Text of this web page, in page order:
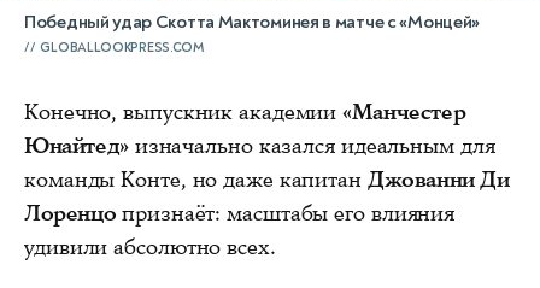
Победный удар Скотта Мактоминея в матче с «Монцей»
GLOBALLOOKPRESS.COM
Конечно, выпускник академии«Манчестер
Юнайтед»изначально казался идеальным для
команды Конте, но даже капитан Джованни Ди
Лоренцо признаёт: масштабы его влияния
удивили абсолютно всех.